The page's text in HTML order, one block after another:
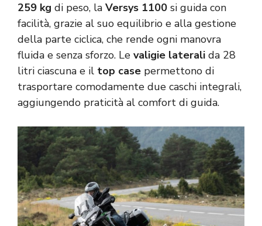
259 kg di peso, la Versys 1100 si guida con
facilità, grazie al suo equilibrio e alla gestione
della parte ciclica, che rende ogni manovra
fluida e senza sforzo. Le valigie laterali da 28
litri ciascuna e il top case permettono di
trasportare comodamente due caschi integrali,
aggiungendo praticità al comfort di guida.